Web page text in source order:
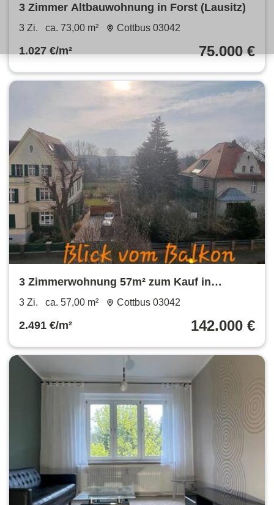
3 Zimmer Altbauwohnung in Forst (Lausitz)
3 Zi. ca. 73,00 m² Cottbus 03042
1.027 €/m² 75.000 €
3 Zimmerwohnung 57m² zum Kauf in
Cottbus
3 Zi. ca. 57,00 m² Cottbus 03042
2.491 €/m² 142.000 €